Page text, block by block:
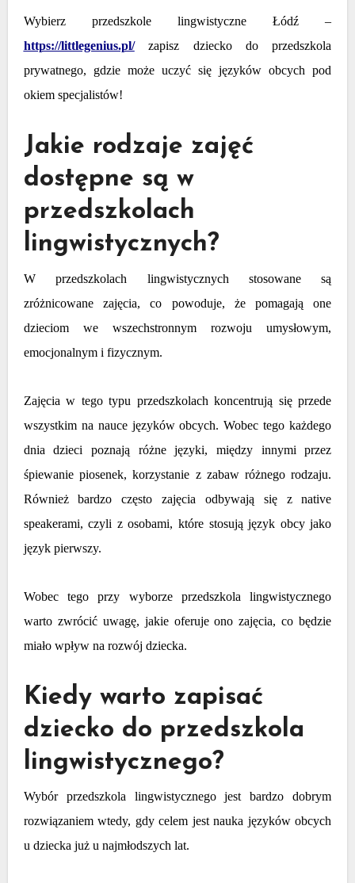
Wybierz przedszkole lingwistyczne Łódź –
https://littlegenius.pl/zapisz dziecko do przedszkola
prywatnego, gdzie może uczyć się języków obcych pod
okiem specjalistów!
Jakie rodzaje zajęć
dostępne są w
przedszkolach
lingwistycznych?
W przedszkolach lingwistycznych stosowane są
zróżnicowane zajęcia, co powoduje, że pomagają one
dzieciom we wszechstronnym rozwoju umysłowym,
emocjonalnym i fizycznym.
Zajęcia w tego typu przedszkolach koncentrują się przede
wszystkim na nauce języków obcych. Wobec tego każdego
dnia dzieci poznają różne języki, między innymi przez
śpiewanie piosenek, korzystanie z zabaw różnego rodzaju.
Również bardzo często zajęcia odbywają się z native
speakerami, czyli z osobami, które stosują język obcy jako
język pierwszy.
Wobec tego przy wyborze przedszkola lingwistycznego
warto zwrócić uwagę, jakie oferuje ono zajęcia, co będzie
miało wpływ na rozwój dziecka.
Kiedy warto zapisać
dziecko do przedszkola
lingwistycznego?
Wybór przedszkola lingwistycznego jest bardzo dobrym
rozwiązaniem wtedy, gdy celem jest nauka języków obcych
u dziecka już u najmłodszych lat.